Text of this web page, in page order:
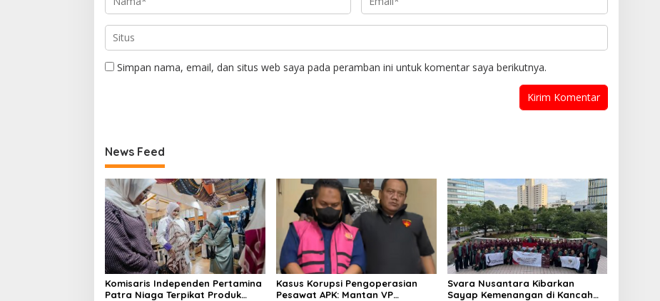
Simpan nama, email, dan situs web saya pada peramban ini untuk komentar saya berikutnya.
News Feed
Komisaris Independen Pertamina
Patra Niaga Terpikat Produk
Kasus Korupsi Pengoperasian
Pesawat APK: Mantan VP
Svara Nusantara Kibarkan
Sayap Kemenangan di Kancah